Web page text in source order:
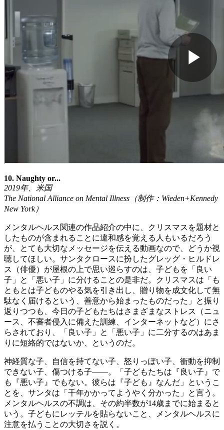
10. Naughty or...
2019年、米国
The National Alliance on Mental Illness （制作： Wieden+Kennedy
New York）
メンタルヘルス関連の作品紹介の中に、クリスマスを題材と
したものが含まれることに違和感を覚える人もいるだろう
が、とても大切なメッセージを伝える動画なので、どうか視
聴してほしい。サンタクロースに扮したグレッグ・ヒルドレ
ス（俳優）が屋根の上で思い巡らすのは、子どもを「良い
子」と「悪い子」に分けることの是非だ。クリスマスは「も
ともとは子どものやる気を引き出し、贈り物を成文化して無
駄なく届けるという、善意から始まったものだった」と振り
返りつつも、今日の子どもたちはさまざまなストレス（ニュ
ース、不審者侵入に備えた訓練、インターネットなど）にさ
らされており、「良い子」と「悪い子」に二分するのはあま
りに短絡的ではないか、というのだ。
神経質な子、自信を持てない子、怒りっぽい子、衝動を抑制
できない子、傷つける子――。「子どもたちは『良い子』で
も『悪い子』でもない。彼らは『子ども』なんだ」というこ
とを、サンタは「千年かかってようやく分かった」と言う。
メンタルヘルスの不調は、その約半数が14歳までに始まると
いう。子どもにレッテルを貼らないこと、メンタルヘルスに
注意を払うことの大切さを説く。